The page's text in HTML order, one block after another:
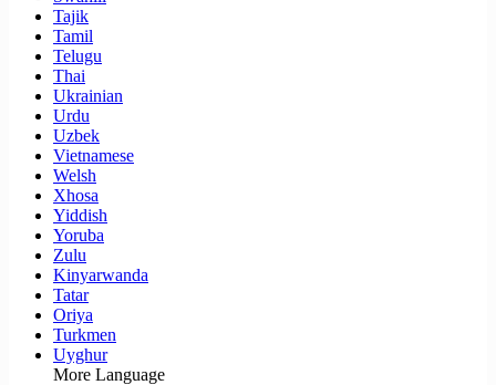
Tajik
Tamil
Telugu
Thai
Ukrainian
Urdu
Uzbek
Vietnamese
Welsh
Xhosa
Yiddish
Yoruba
Zulu
Kinyarwanda
Tatar
Oriya
Turkmen
Uyghur
More Language